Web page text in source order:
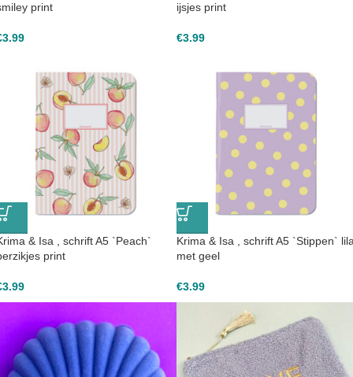
print
3.99
ijsjes print
€3.99
& Isa , schrift A5 `Peach`
print
3.99
Krima & Isa , schrift A5 `Stippen`
met geel
€3.99